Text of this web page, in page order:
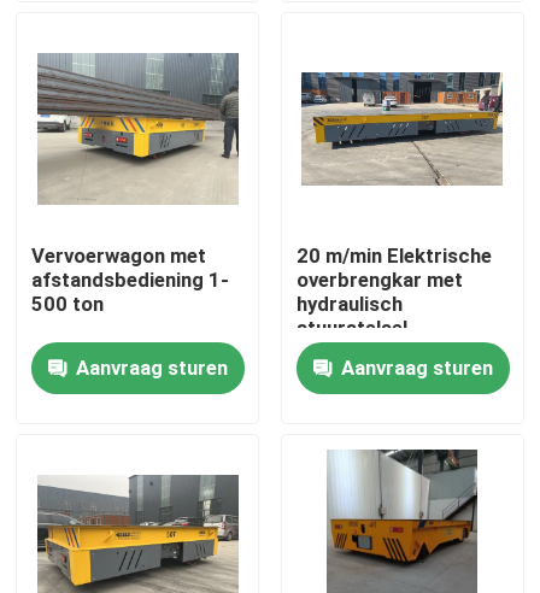
Ongeveer ons
Fabrieksreis
Kwaliteitscontrole
Contacteer ons
elektrische overdrachtkar
AGV Overdrachtkar
Vervoerwagon met
afstandsbediening 1-
500 ton
Aanvraag sturen
20 m/min Elektrische
overbrengkar met
hydraulisch
stuurstelsel
Aanvraag sturen